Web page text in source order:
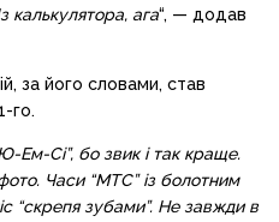
калькулятора, ага“, — додав
за його словами, став
го.
Ем-Сі”, бо звик і так краще.
Часи “МТС” із болотним
“скрепя зубами”. Не завжди в